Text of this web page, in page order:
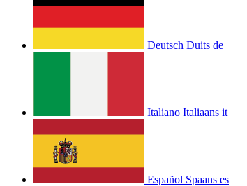
Deutsch Duits de
Italiano Italiaans it
Español Spaans es